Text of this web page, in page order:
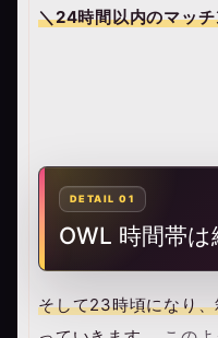
＼24時間以内のマッ
OWL 時間帯
そして23時頃になり